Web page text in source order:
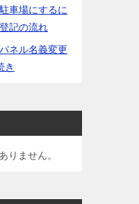
車場にするに
記の流れ
ネル名義変更
き
りません。